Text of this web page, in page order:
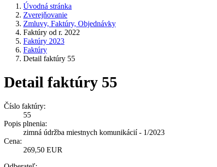
Úvodná stránka
Zverejňovanie
Zmluvy, Faktúry, Objednávky
Faktúry od r. 2022
Faktúry 2023
Faktúry
Detail faktúry 55
Detail faktúry 55
Číslo faktúry:
55
Popis plnenia:
zimná údržba miestnych komunikácií - 1/2023
Cena:
269,50 EUR